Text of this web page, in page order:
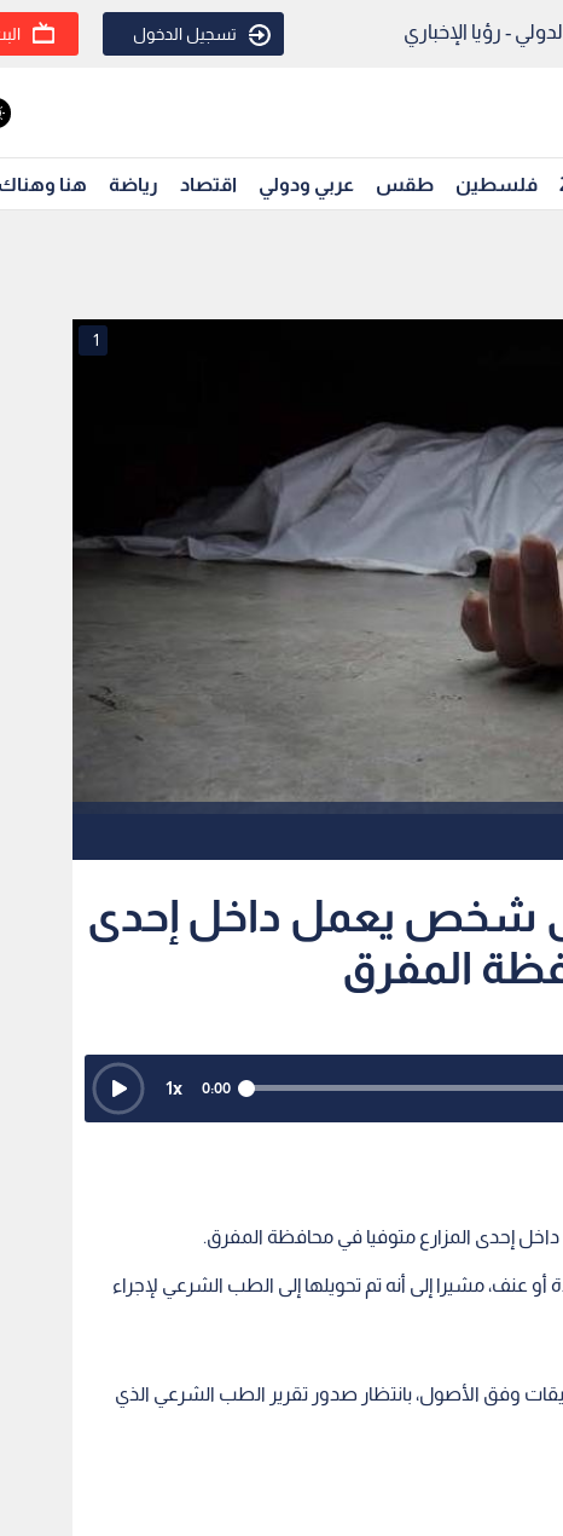
- رؤيا الإخباري تسجيل الدخول
فلسطين طقس عربي ودولي اقتصاد رياضة هنا وهناك
1
شخص يعمل داخل إحدى
المفرق
0:00
1x
إحدى المزارع متوفيا في محافظة المفرق.
عنف، مشيرا إلى أنه تم تحويلها إلى الطب الشرعي لإجراء
وفق الأصول، بانتظار صدور تقرير الطب الشرعي الذي